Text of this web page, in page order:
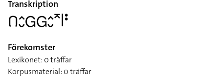
Transkription
􌤂􌤵􌤷􌤦􌤦􌤵􌤷􌥷􌥼􌥻
Förekomster
Lexikonet: 0 träffar
Korpusmaterial: 0 träffar